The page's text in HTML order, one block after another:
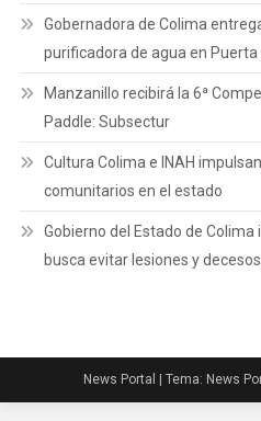
Gobernadora de Colima
purificadora de agua en
Manzanillo recibirá la 6ª
Paddle: Subsectur
Cultura Colima e INAH
comunitarios en el estado
Gobierno del Estado de Colima
busca evitar lesiones y
News Portal Tema: News